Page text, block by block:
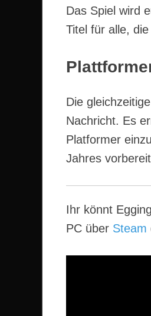
Das Spiel wird
Titel für alle,
Die
Nachricht. Es
Platformer
Jahres
Ihr könnt
PC über Steam